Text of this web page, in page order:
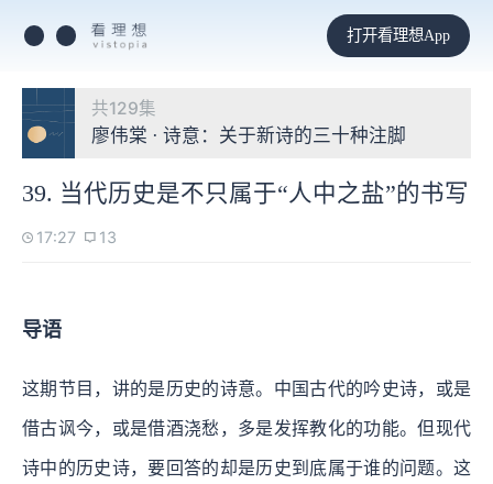
打开看理想App
共129集
廖伟棠 · 诗意：关于新诗的三十种注脚
39. 当代历史是不只属于“人中之盐”的书写
17:27 13
导语
这期节目，讲的是历史的诗意。中国古代的吟史诗，或是
借古讽今，或是借酒浇愁，多是发挥教化的功能。但现代
诗中的历史诗，要回答的却是历史到底属于谁的问题。这